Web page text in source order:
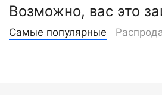
Возможно, вас это
Самые популярные